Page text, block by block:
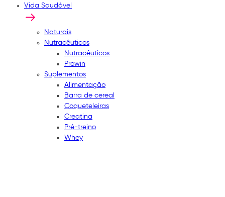
Vida Saudável
Naturais
Nutracêuticos
Nutracêuticos
Prowin
Suplementos
Alimentação
Barra de cereal
Coqueteleiras
Creatina
Pré-treino
Whey